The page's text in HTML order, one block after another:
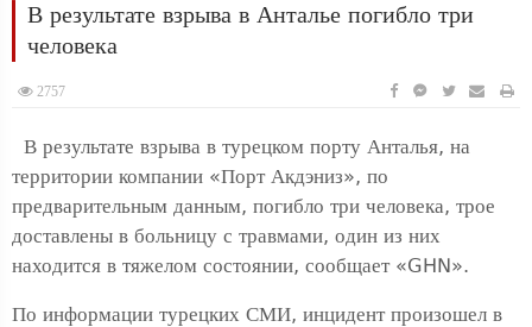
В результате взрыва в Анталье погибло три
человека
2757
В результате взрыва в турецком порту Анталья, на
территории компании «Порт Акдэниз», по
предварительным данным, погибло три человека, трое
доставлены в больницу с травмами, один из них
находится в тяжелом состоянии, сообщает «GHN».
По информации турецких СМИ, инцидент произошел в